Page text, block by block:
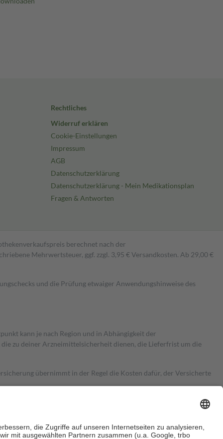
Rechtliches
Widerruf erklären
Cookie-Einstellungen
Impressum
AGB
Datenschutzerklärung
Datenschutzerklärung - Mein Medikationsplan
Fragen & Antworten
berechnet nach der
Mehrwertsteuer, ggf. zzgl. 3,95 € Versandkosten. Ab 29,00 €
und die Prüfung etwaiger Anwendungshinweise des
kann je nach Region und in Abhängigkeit der
zu deiner Arzneimittelsicherheit dienen, die Lieferfrist um die
übernimmt in der Regel die Kosten dafür, der Versicherte
Zuzahlungenan bei: